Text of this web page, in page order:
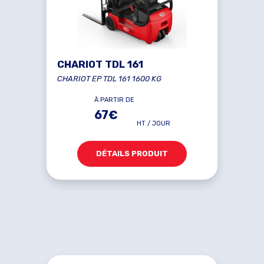
CHARIOT TDL 161
CHARIOT EP TDL 161 1600 KG
À PARTIR DE
67€
HT / JOUR
DÉTAILS PRODUIT